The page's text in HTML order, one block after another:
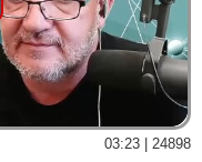
03:23 | 24898